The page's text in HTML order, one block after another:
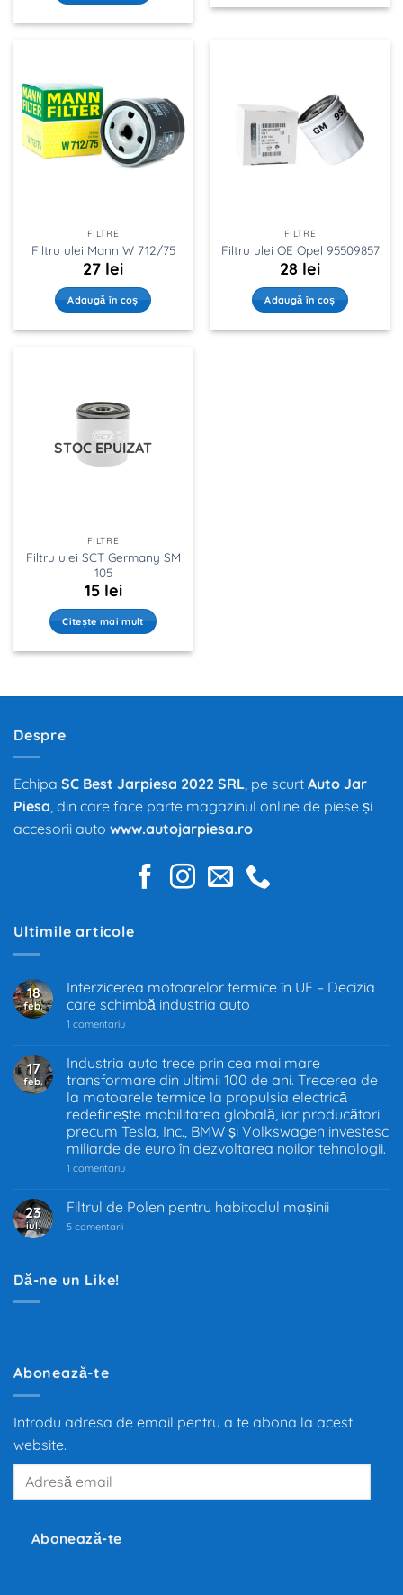
FILTRE
Filtru ulei Mann W 712/75
27 lei
Adaugă în coș
FILTRE
Filtru ulei OE Opel 95509857
28 lei
Adaugă în coș
STOC EPUIZAT
FILTRE
Filtru ulei SCT Germany SM
105
15 lei
Citește mai mult
Despre
Echipa SC Best Jarpiesa 2022 SRL, pe scurt Auto Jar
Piesa, din care face parte magazinul online de piese și
accesorii auto www.autojarpiesa.ro
Ultimile articole
18
feb.
Interzicerea motoarelor termice în UE – Decizia
care schimbă industria auto
1 comentariula
termice
în
UE
–
Decizia
care
schimbă
industria
auto
17
feb.
Industria auto trece prin cea mai mare
transformare din ultimii 100 de ani. Trecerea de
la motoarele termice la propulsia electrică
redefinește mobilitatea globală, iar producători
precum Tesla, Inc., BMW și Volkswagen investesc
miliarde de euro în dezvoltarea noilor tehnologii.
1 comentariula
trece
prin
redefinește
23
iul.
Filtrul de Polen pentru habitaclul mașinii
5 comentariila
Dă-ne un Like!
Abonează-te
Introdu adresa de email pentru a te abona la acest
website.
Adresă
Abonează-te